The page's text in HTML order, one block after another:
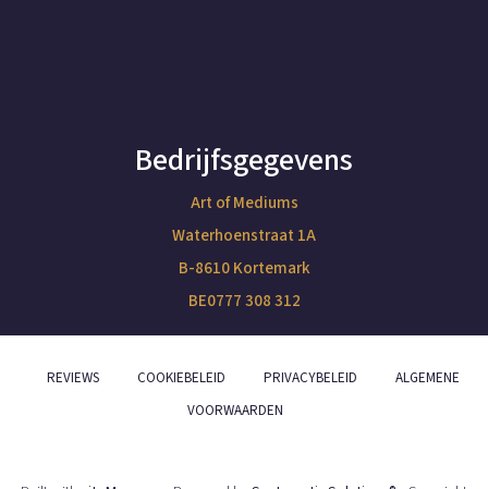
Bedrijfsgegevens
Art of Mediums
Waterhoenstraat 1A
B-8610 Kortemark
BE0777 308 312
REVIEWS COOKIEBELEID PRIVACYBELEID
ALGEMENE
VOORWAARDEN